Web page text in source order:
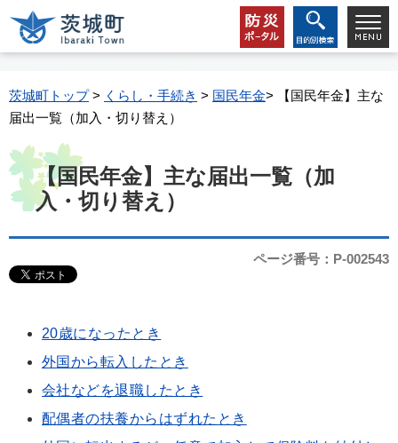
茨城町トップ> くらし・手続き > 国民年金> 【国民年金】主な
届出一覧（加入・切り替え）
【国民年金】主な届出一覧（加
入・切り替え）
ページ番号：P-002543
20歳になったとき
外国から転入したとき
会社などを退職したとき
配偶者の扶養からはずれたとき